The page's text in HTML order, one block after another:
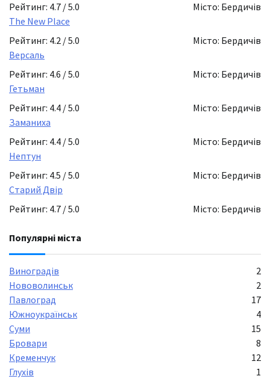
Рейтинг: 4.7 / 5.0
Місто: Бердичів
The New Place
Рейтинг: 4.2 / 5.0
Місто: Бердичів
Версаль
Рейтинг: 4.6 / 5.0
Місто: Бердичів
Гетьман
Рейтинг: 4.4 / 5.0
Місто: Бердичів
Заманиха
Рейтинг: 4.4 / 5.0
Місто: Бердичів
Нептун
Рейтинг: 4.5 / 5.0
Місто: Бердичів
Старий Двір
Рейтинг: 4.7 / 5.0
Місто: Бердичів
Популярні міста
Виноградів
2
Нововолинськ
2
Павлоград
17
Южноукраїнськ
4
Суми
15
Бровари
8
Кременчук
12
Глухів
1